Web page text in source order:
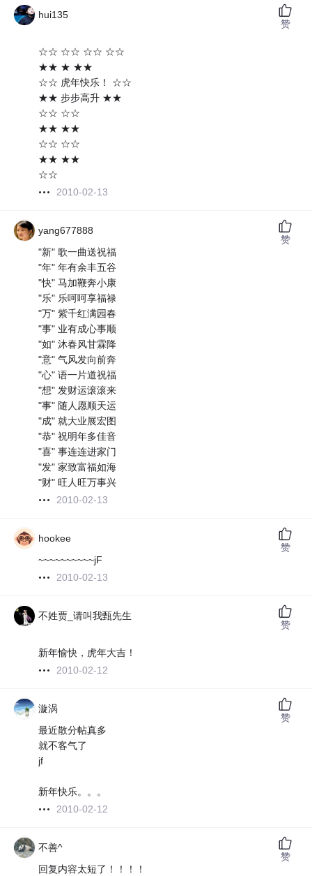
hui135
☆☆ ☆☆ ☆☆ ☆☆
★★ ★ ★★
☆☆ 虎年快乐！ ☆☆
★★ 步步高升 ★★
☆☆ ☆☆
★★ ★★
☆☆ ☆☆
★★ ★★
☆☆
2010-02-13
赞
yang677888
"新" 歌一曲送祝福
"年" 年有余丰五谷
"快" 马加鞭奔小康
"乐" 乐呵呵享福禄
"万" 紫千红满园春
"事" 业有成心事顺
"如" 沐春风甘霖降
"意" 气风发向前奔
"心" 语一片道祝福
"想" 发财运滚滚来
"事" 随人愿顺天运
"成" 就大业展宏图
"恭" 祝明年多佳音
"喜" 事连连进家门
"发" 家致富福如海
"财" 旺人旺万事兴
2010-02-13
赞
hookee
~~~~~~~~~~jF
2010-02-13
赞
不姓贾_请叫我甄先生
新年愉快，虎年大吉！
2010-02-12
赞
漩涡
最近散分帖真多
就不客气了
jf
新年快乐。。。
2010-02-12
赞
不善^
回复内容太短了！！！！
赞